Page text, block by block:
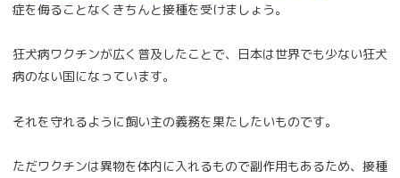
症を侮ることなくきちんと接種を受けましょう。
狂犬病ワクチンが広く普及したことで、日本は世界でも少ない狂犬
病のない国になっています。
それを守れるように飼い主の義務を果たしたいものです。
ただワクチンは異物を体内に入れるもので副作用もあるため、接種